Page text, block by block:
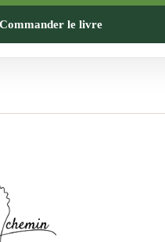
Commander le livre